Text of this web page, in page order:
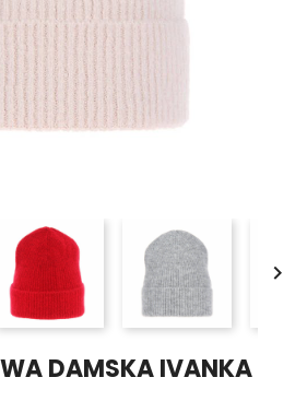

DAMSKA IVANKA